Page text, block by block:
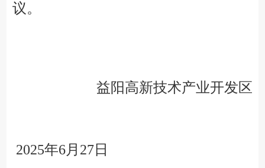
议。
益阳高新技术产业开发区
2025年6月 27日